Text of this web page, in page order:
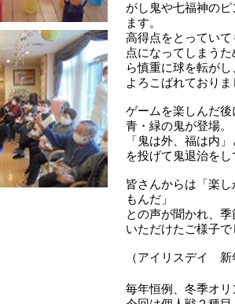
がし鬼や七福神の
ます。
高得点をとってい
点になってしまう
ら慎重に球を転が
よろこばれておりま
ゲームを楽しんだ
青・緑の鬼が登場。
「鬼は外、福は内
を投げて鬼退治を
皆さんからは「楽
もんだ」
との声が聞かれ、
いただけたご様子で
（アイリスデイ 新
毎年恒例、冬季オ